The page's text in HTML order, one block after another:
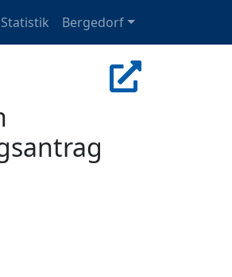
Statistik Bergedorf